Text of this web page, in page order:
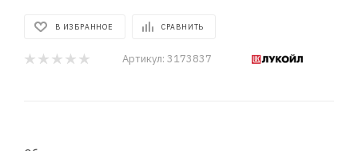
В ИЗБРАННОЕ СРАВНИТЬ
Артикул: 3173837